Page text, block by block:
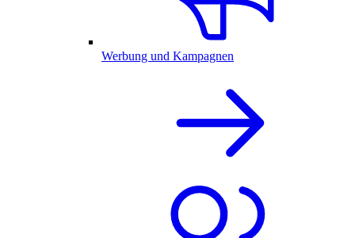
Werbung und Kampagnen